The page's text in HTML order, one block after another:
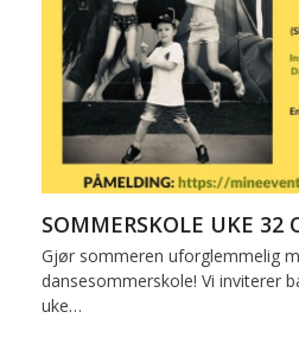
SOMMERSKOLE UKE 32
Gjør sommeren uforglemmelig
dansesommerskole! Vi inviterer
uke…